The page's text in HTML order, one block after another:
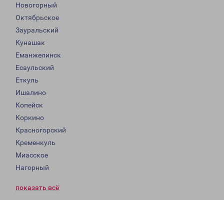
Новогорный
Октябрьское
Зауральский
Кунашак
Еманжелинск
Есаульский
Еткуль
Ишалино
Копейск
Коркино
Красногорский
Кременкуль
Миасское
Нагорный
показать всё